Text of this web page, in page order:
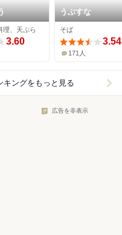
理、天ぷら
3.60
うぶすな
そば
3.54
171人
キングをもっと見る
広告を非表示